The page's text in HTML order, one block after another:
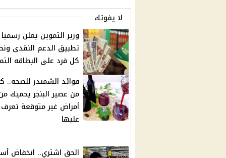
لا يفوتك
وزير التموين يعلن
تطبيق الدعم النقدى
كل فرد على البطاقه
فوائد الشمندر للصحه..
من عصير البنجر يحميك
أمراض غير متوقعة تعرف
عليها